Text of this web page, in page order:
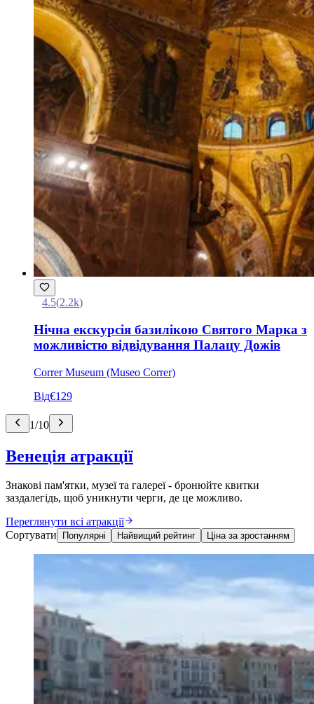
4.5(2.2k)
Нічна екскурсія базилікою Святого Марка з
можливістю відвідування Палацу Дожів
Correr Museum (Museo Correr)
Від€129
1/10
Венеція атракції
Знакові пам'ятки, музеї та галереї - бронюйте квитки
заздалегідь, щоб уникнути черги, де це можливо.
Переглянути всі атракції
Сортувати
Популярні Найвищий рейтинг Ціна за зростанням